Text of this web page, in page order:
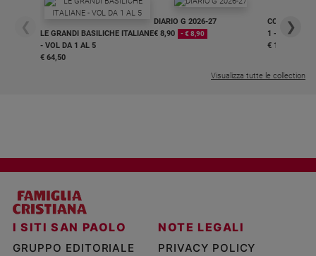
❮
LE GRANDI BASILICHE ITALIANE
- VOL DA 1 AL 5
€ 64,50
DIARIO G 2026-27
€ 8,90
- € 8,90
COLLANA
1 - 2
€ 18,50
❯
Visualizza tutte le collection
I SITI SAN PAOLO
GRUPPO EDITORIALE
NOTE LEGALI
PRIVACY POLICY